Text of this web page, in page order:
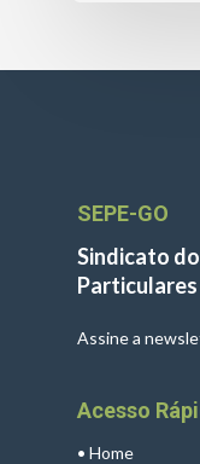
SEPE-GO
Sindicato
Particulares
Assine a
Acesso
• Home